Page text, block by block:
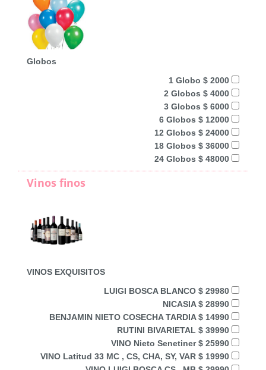
Globos
1 Globo $ 2000
2 Globos $ 4000
3 Globos $ 6000
6 Globos $ 12000
12 Globos $ 24000
18 Globos $ 36000
24 Globos $ 48000
Vinos finos
VINOS EXQUISITOS
LUIGI BOSCA BLANCO $ 29980
NICASIA $ 28990
BENJAMIN NIETO COSECHA TARDIA $ 14990
RUTINI BIVARIETAL $ 39990
VINO Nieto Senetiner $ 25990
VINO Latitud 33 MC , CS, CHA, SY, VAR $ 19990